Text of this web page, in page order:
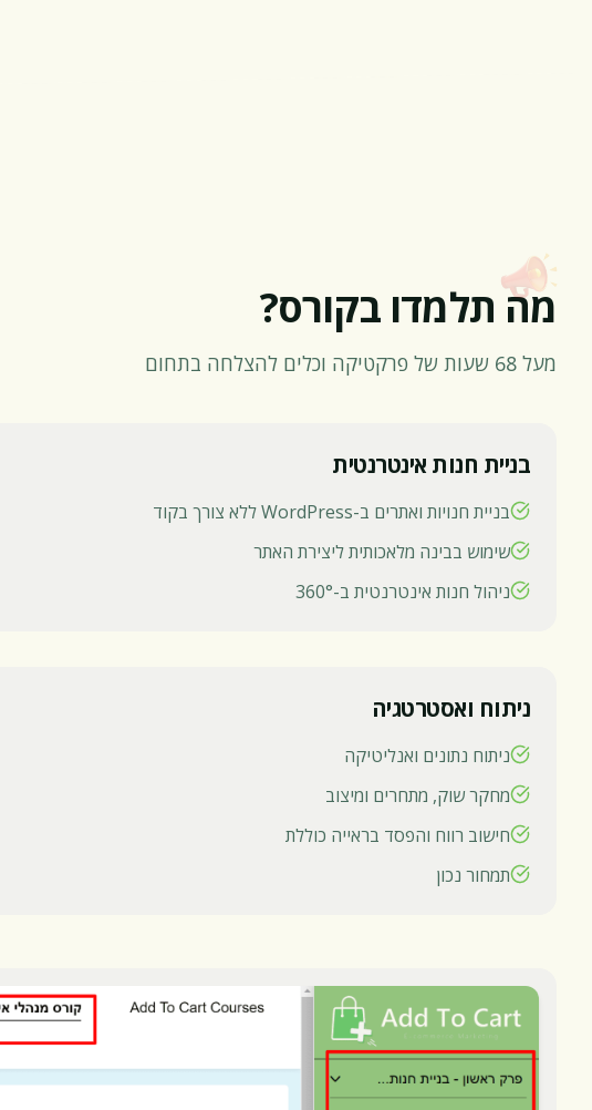
מה תלמדו בקורס?
מעל 68 שעות של פרקטיקה וכלים להצלחה בתחום
בניית חנות אינטרנטית
בניית חנויות ואתרים ב-WordPress ללא צורך בקוד
שימוש בבינה מלאכותית ליצירת האתר
ניהול חנות אינטרנטית ב-360°
ניתוח ואסטרטגיה
ניתוח נתונים ואנליטיקה
מחקר שוק, מתחרים ומיצוב
חישוב רווח והפסד בראייה כוללת
תמחור נכון